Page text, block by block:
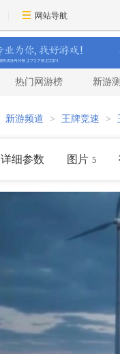
网站导航
热门网游榜 新游
新游频道 > 王牌竞速 >
详细参数 图片 5